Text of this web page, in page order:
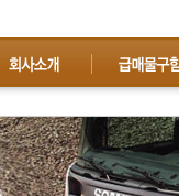
: 폐차-수출차량 문